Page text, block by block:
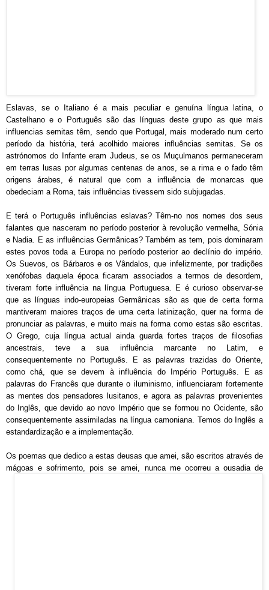
Eslavas, se o Italiano é a mais peculiar e genuína língua latina, o
Castelhano e o Português são das línguas deste grupo as que mais
influencias semitas têm, sendo que Portugal, mais moderado num certo
período da história, terá acolhido maiores influências semitas . Se os
astrónomos do Infante eram Judeus, se os Muçulmanos permaneceram
em terras lusas por algumas centenas de anos, se a rima e o fado têm
origens árabes, é natural que com a influência de monarcas que
obedeciam a Roma, tais influências tivessem sido subjugadas.
E terá o Português influências eslavas? Têm-no nos nomes dos seus
falantes que nasceram no período posterior à revolução vermelha, Sónia
e Nadia. E as influências Germânicas? Também as tem, pois dominaram
estes povos toda a Europa no período posterior ao declínio do império.
Os Suevos, os Bárbaros e os Vândalos, que infelizmente, por tradições
xenófobas daquela época ficaram associados a termos de desordem,
tiveram forte influência na língua Portuguesa. E é curioso observar-se
que as línguas indo-europeias Germânicas são as que de certa forma
mantiveram maiores traços de uma certa latinização, quer na forma de
pronunciar as palavras, e muito mais na forma como estas são escritas.
O Grego, cuja língua actual ainda guarda fortes traços de filosofias
ancestrais, teve a sua influência marcante no Latim, e
consequentemente no Português. E as palavras trazidas do Oriente,
como chá, que se devem à influência do Império Português. E as
palavras do Francês que durante o iluminismo, influenciaram fortemente
as mentes dos pensadores lusitanos, e agora as palavras provenientes
do Inglês, que devido ao novo Império que se formou no Ocidente, são
consequentemente assimiladas na língua camoniana. Temos do Inglês a
estandardização e a implementação.
Os poemas que dedico a estas deusas que amei, são escritos através de
mágoas e sofrimento, pois se amei, nunca me ocorreu a ousadia de